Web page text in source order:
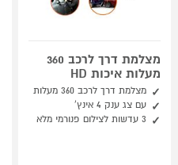
מצלמת דרך לרכב 360
מעלות איכות HD
מצלמת דרך לרכב 360 מעלות
עם צג ענק 4 אינץ'
3 עדשות לצילום פנורמי מלא